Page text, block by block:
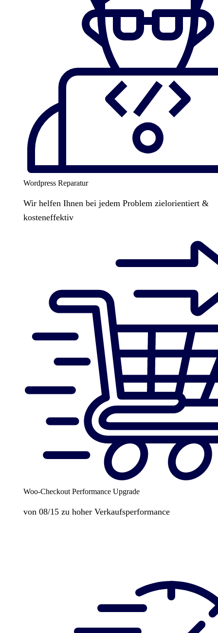
Wordpress Reparatur
Wir helfen Ihnen bei jedem Problem zielorientiert &
kosteneffektiv
Woo-Checkout Performance Upgrade
von 08/15 zu hoher Verkaufsperformance